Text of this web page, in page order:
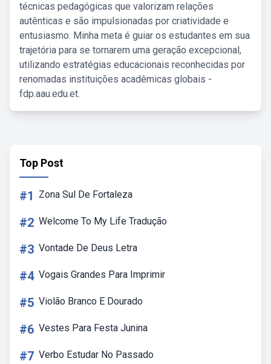
técnicas pedagógicas que valorizam relações
autênticas e são impulsionadas por criatividade e
entusiasmo. Minha meta é guiar os estudantes em sua
trajetória para se tornarem uma geração excepcional,
utilizando estratégias educacionais reconhecidas por
renomadas instituições acadêmicas globais -
fdp.aau.edu.et.
Top Post
#1 Zona Sul De Fortaleza
#2 Welcome To My Life Tradução
#3 Vontade De Deus Letra
#4 Vogais Grandes Para Imprimir
#5 Violão Branco E Dourado
#6 Vestes Para Festa Junina
#7 Verbo Estudar No Passado